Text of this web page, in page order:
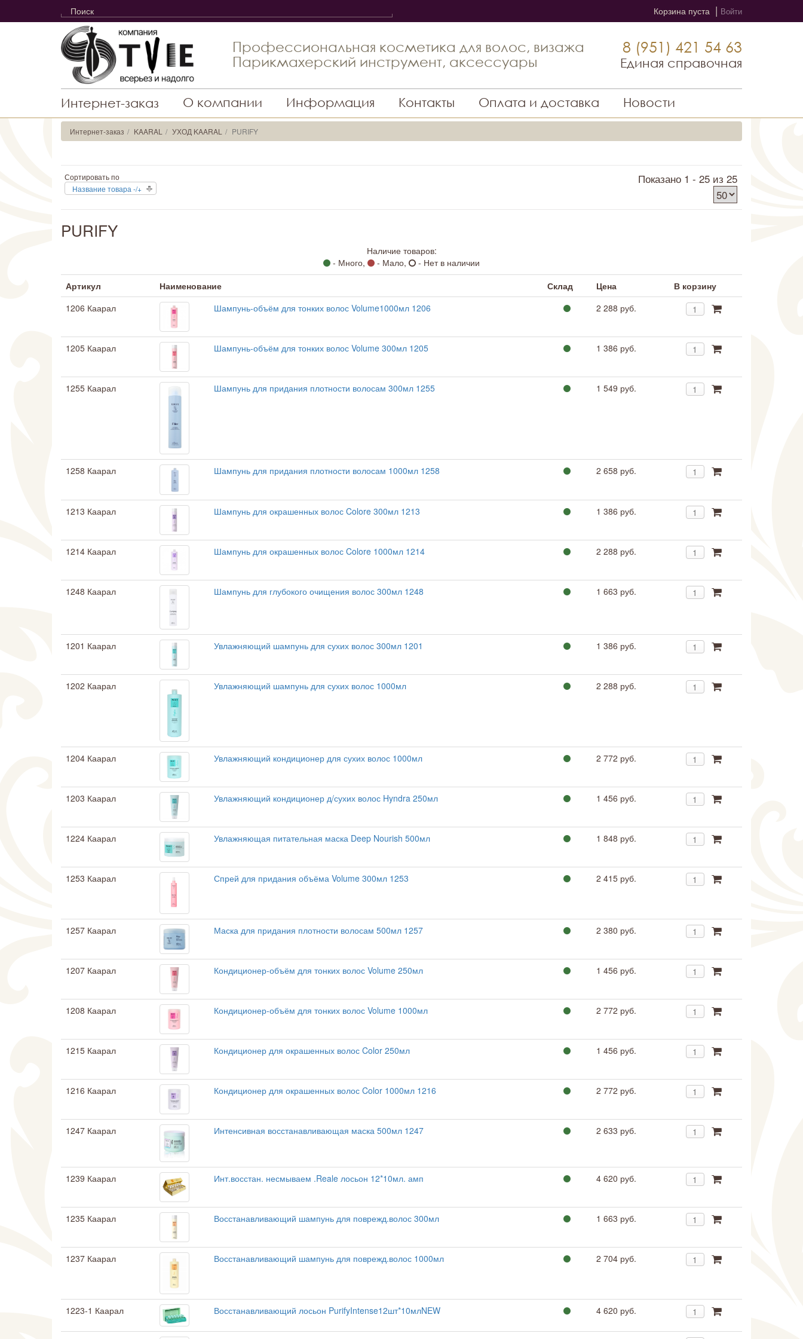
Корзина пуста | Войти
Профессиональная косметика для волос, визажа
Парикмахерский инструмент, аксессуары
8 (951) 421 54 63
Единая справочная
Интернет-заказ О компании Информация Контакты Оплата и доставка Новости
Интернет-заказ KAARAL УХОД KAARAL PURIFY
Сортировать по
Название товара -/+
Показано 1 - 25 из 25
PURIFY
Наличие товаров:
- Много,
- Мало,
- Нет в наличии
Артикул
Наименование Склад Цена
В корзину
1206 Каарал
Шампунь-объём для тонких волос Volume1000мл 1206 2 288 руб.
1205 Каарал Шампунь-объём для тонких волос Volume 300мл 1205 1 386 руб.
1255 Каарал Шампунь для придания плотности волосам 300мл 1255 1 549 руб.
1258 Каарал Шампунь для придания плотности волосам 1000мл 1258 2 658 руб.
1213 Каарал Шампунь для окрашенных волос Colore 300мл 1213 1 386 руб.
1214 Каарал Шампунь для окрашенных волос Colore 1000мл 1214 2 288 руб.
1248 Каарал Шампунь для глубокого очищения волос 300мл 1248 1 663 руб.
1201 Каарал Увлажняющий шампунь для сухих волос 300мл 1201 1 386 руб.
1202 Каарал Увлажняющий шампунь для сухих волос 1000мл 2 288 руб.
1204 Каарал Увлажняющий кондиционер для сухих волос 1000мл 2 772 руб.
1203 Каарал Увлажняющий кондиционер д/сухих волос Hyndra 250мл 1 456 руб.
1224 Каарал Увлажняющая питательная маска Deep Nourish 500мл 1 848 руб.
1253 Каарал Спрей для придания объёма Volume 300мл 1253 2 415 руб.
1257 Каарал Маска для придания плотности волосам 500мл 1257 2 380 руб.
1207 Каарал Кондиционер-объём для тонких волос Volume 250мл 1 456 руб.
1208 Каарал Кондиционер-объём для тонких волос Volume 1000мл 2 772 руб.
1215 Каарал Кондиционер для окрашенных волос Color 250мл 1 456 руб.
1216 Каарал Кондиционер для окрашенных волос Color 1000мл 1216 2 772 руб.
1247 Каарал Интенсивная восстанавливающая маска 500мл 1247 2 633 руб.
1239 Каарал Инт.восстан. несмываем .Reale лосьон 12*10мл. амп 4 620 руб.
1235 Каарал Восстанавливающий шампунь для поврежд.волос 300мл 1 663 руб.
1237 Каарал Восстанавливающий шампунь для поврежд.волос 1000мл 2 704 руб.
1223-1 Каарал Восстанавливающий лосьон PurifyIntense12шт*10млNEW 4 620 руб.